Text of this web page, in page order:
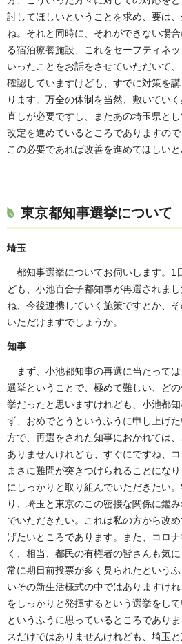
討してほしいということを求め、要は
ね。それと同時に、それができない場
る宿泊療養施設、これをセーフティネ
いったことをお話をさせていただいて
確認していますけども、すでに対策を
ります。万全の体制を当然、敷いてい
直しが必要ですし、またあの埼玉県とし
改定を進めているところでありますので
この必要であれば改善を進めてほしいと
東京都知事選挙について
埼玉
都知事選挙についてお伺いします。1
ども、小池百合子都知事が再選されま
ね、今後連携していく施策ですとか、
いただけますでしょうか。
知事
まず、小池都知事の再選に当たって
選挙ということで、極めて難しい、ど
挙だったと思いますけれども、小池都
ず、おめでとうというふうに申し上げ
方で、再選をされた知事におかれては
ありませんけれども、すぐにですね、コ
まさに難問が突きつけられることにな
にしっかりと取り組んでいただきたい
り、埼玉と東京のこの密接な関係に鑑
でいただきたい。これは私の方から改
げたいところであります。また、コロ
く、相当、都民の有権者の皆さんも気
常に期日前投票が多く見られたという
いその新生活様式の中ではありますけ
をしっかりと発揮するという選挙をし
というふうに思っているところであり
スだけではありませんけれども、埼玉